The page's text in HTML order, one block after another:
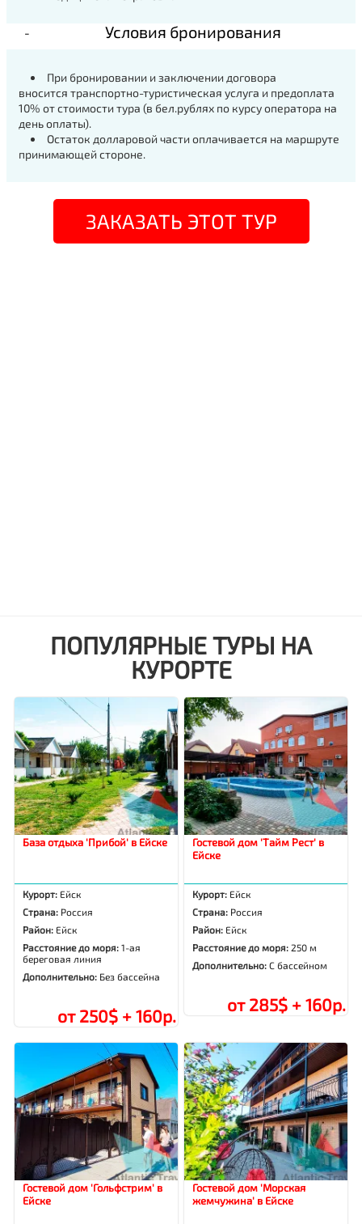
Условия бронирования
При бронировании и заключении договора
вносится транспортно-туристическая услуга и предоплата
10% от стоимости тура (в бел.рублях по курсу оператора на
день оплаты).
Остаток долларовой части оплачивается на маршруте
принимающей стороне.
ЗАКАЗАТЬ ЭТОТ ТУР
ПОПУЛЯРНЫЕ ТУРЫ НА
КУРОРТЕ
База отдыха 'Прибой' в Ейске
Курорт: Ейск
Страна: Россия
Район: Ейск
Расстояние до моря:1-ая
береговая линия
Дополнительно: Без бассейна
от 250$ + 160р.
Гостевой дом 'Тайм Рест' в
Ейске
Курорт: Ейск
Страна: Россия
Район: Ейск
Расстояние до моря:250 м
Дополнительно:С бассейном
от 285$ + 160р.
Гостевой дом 'Гольфстрим' в
Ейске
Гостевой дом 'Морская
жемчужина' в Ейске